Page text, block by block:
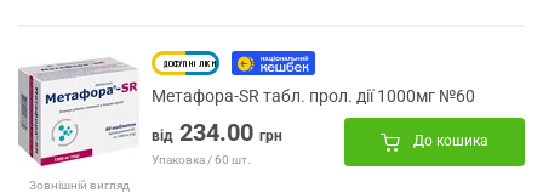
Зовнішній вигляд
Метафора-SR табл. прол. дії 1000мг №60
від 234.00 грн
Упаковка / 60 шт.
До кошика